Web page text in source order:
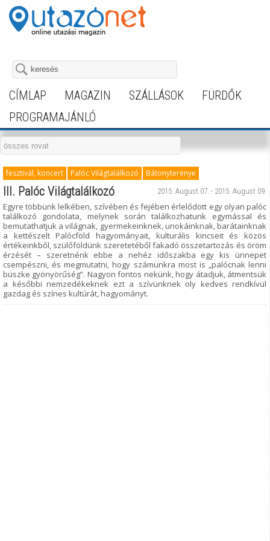
CÍMLAP MAGAZIN SZÁLLÁSOK
FÜRDŐK
PROGRAMAJÁNLÓ
fesztivál, koncert Palóc Világtalálkozó Bátonyterenye
2015. August 07. - 2015. August 09.
III. Palóc Világtalálkozó
Egyre többünk lelkében, szívében és fejében érlelődött egy olyan palóc
találkozó gondolata, melynek során találkozhatunk egymással és
bemutathatjuk a világnak, gyermekeinknek, unokáinknak, barátainknak
a kettészelt Palócföld hagyományait, kulturális kincseit és közös
értékeinkből, szülőföldünk szeretetéből fakadó összetartozás és öröm
érzését – szeretnénk ebbe a nehéz időszakba egy kis ünnepet
csempészni, és megmutatni, hogy számunkra most is „palócnak lenni
büszke gyönyörűség”. Nagyon fontos nekünk, hogy átadjuk, átmentsük
a későbbi nemzedékeknek ezt a szívünknek oly kedves rendkívül
gazdag és színes kultúrát, hagyományt.